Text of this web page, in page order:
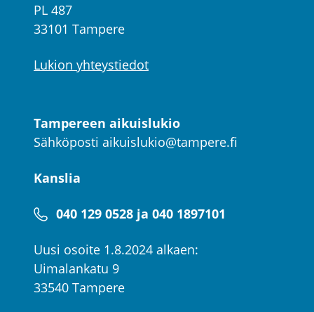
PL 487
33101 Tampere
Lukion yhteystiedot
Tampereen aikuislukio
Sähköposti aikuislukio@tampere.fi
Kanslia
040 129 0528 ja 040 1897101
Uusi osoite 1.8.2024 alkaen:
Uimalankatu 9
33540 Tampere